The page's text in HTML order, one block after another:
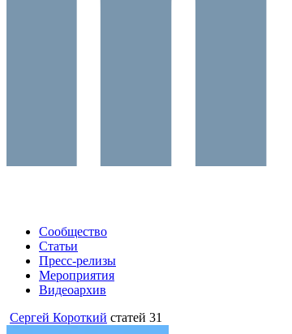
Сообщество
Статьи
Пресс-релизы
Мероприятия
Видеоархив
Сергей Короткий статей 31